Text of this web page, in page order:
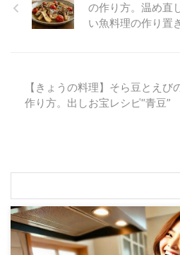
の作り方。温め直
い魚料理の作り置
【きょうの料理】そら豆とえび
作り方。出しお宝レシピ“青豆”